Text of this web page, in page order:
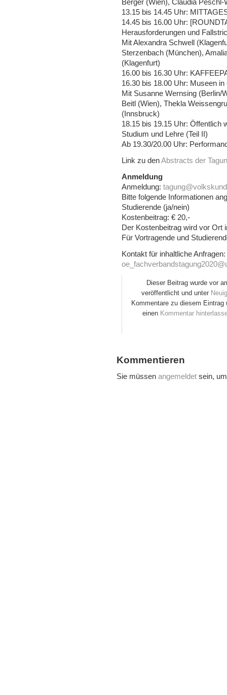
13.15 bis 14.45 Uhr:
14.45 bis 16.00 Uhr:
Herausforderungen und
Mit Alexandra Schwell
Sterzenbach (München),
(Klagenfurt)
16.00 bis 16.30 Uhr:
16.30 bis 18.00 Uhr: Museen
Mit Susanne Wernsing (Berlin/
Beitl (Wien), Thekla
(Innsbruck)
18.15 bis 19.15 Uhr: Öffentlich
Studium und Lehre (Teil II)
Ab 19.30/20.00 Uhr:
Link zu denAbstracts der
Anmeldung
Anmeldung:
Bitte folgende Informationen
Studierende (ja/nein)
Kostenbeitrag: € 20,-
Der Kostenbeitrag wird vor Ort
Für Vortragende und
Kontakt für inhaltliche Anfragen:
Dieser Beitrag wurde vor
veröffentlicht und unter
Kommentare zu diesem Eintrag
einen Kommentar
Kommentieren
Sie müssen angemeldet sein,